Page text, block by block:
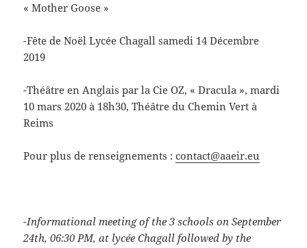
« Mother Goose »
-Fête de Noël Lycée Chagall samedi 14 Décembre
2019
-Théâtre en Anglais par la Cie OZ, « Dracula », mardi
10 mars 2020 à 18h30, Théâtre du Chemin Vert à
Reims
Pour plus de renseignements :contact@aaeir.eu
-Informational meeting of the 3 schools on September
24th, 06:30 PM, at lycée Chagall followed by the